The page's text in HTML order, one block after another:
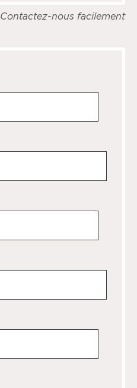
Contactez-nous facilement